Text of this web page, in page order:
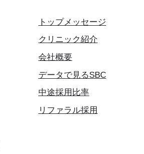
トップメッセージ
クリニック紹介
会社概要
データで見るSBC
中途採用比率
リファラル採用